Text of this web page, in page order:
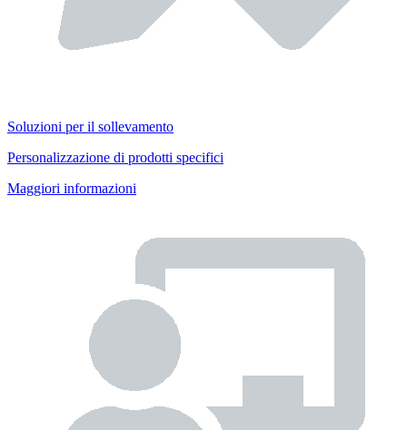
Soluzioni per il sollevamento
Personalizzazione di prodotti specifici
Maggiori informazioni